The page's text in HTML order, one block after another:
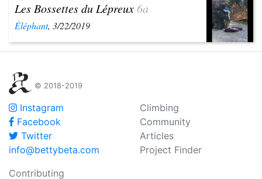
Les Bossettes du Lépreux6a
Éléphant, 3/22/2019
© 2018-2019
Instagram
Facebook
Twitter
info@bettybeta.com
Climbing
Community
Articles
Project Finder
Contributing